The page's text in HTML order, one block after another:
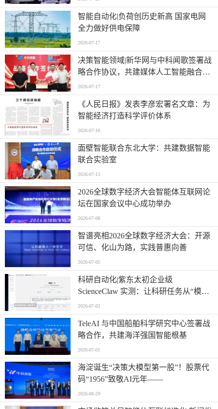
智能自动化|负荷创历史新高 国家电网
全力做好供电保障
2026-07-17
决策智能领域|新华网与中科闻歌签署战
略合作协议，共建媒体人工智能融合应
2026-07-17
《人民日报》发表李彦宏署名文章：为
智能经济打造科学评价体系
2026-07-16
面壁智能联合东北大学：共建数据智能
联合实验室
2026-07-13
2026全球数字经济大会智能体互联网论
坛在国家会议中心成功举办
2026-07-08
智谱亮相2026全球数字经济大会：开源
可信、化山为路，实践普惠向善
2026-07-05
科研自动化|紫东太初企业级
ScienceClaw 实测：让科研任务从“模糊
提问”走向“精准执行”
2026-07-02
TeleAI 与中国船舶科学研究中心签署战
略合作，共建海洋强国智能根基
2026-07-01
海淀诞生“决策大模型第一股”！股票代
码“1956”致敬AI元年——
2026-06-29